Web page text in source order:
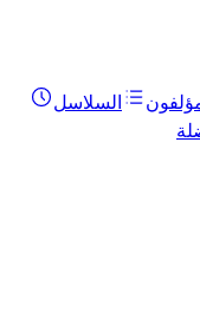
السلاسل